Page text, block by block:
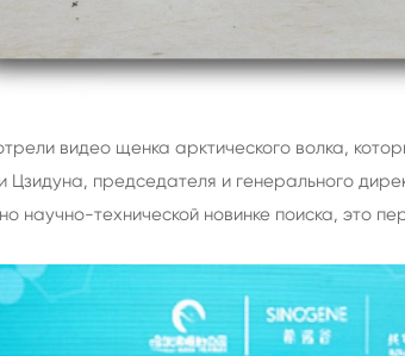
видео щенка арктического волка,
председателя и генерального
научно-технической новинке поиска, это